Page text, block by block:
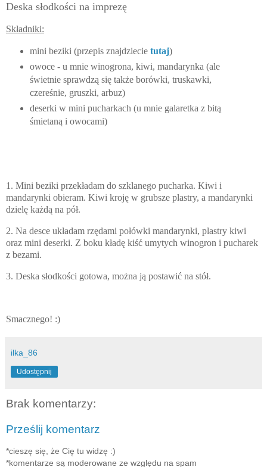
Deska słodkości na imprezę
Składniki:
mini beziki (przepis znajdziecie tutaj)
owoce - u mnie winogrona, kiwi, mandarynka (ale
świetnie sprawdzą się także borówki, truskawki,
czereśnie, gruszki, arbuz)
deserki w mini pucharkach (u mnie galaretka z bitą
śmietaną i owocami)
1. Mini beziki przekładam do szklanego pucharka. Kiwi i
mandarynki obieram. Kiwi kroję w grubsze plastry, a mandarynki
dzielę każdą na pół.
2. Na desce układam rzędami połówki mandarynki, plastry kiwi
oraz mini deserki. Z boku kładę kiść umytych winogron i pucharek
z bezami.
3. Deska słodkości gotowa, można ją postawić na stół.
Smacznego! :)
ilka_86
Udostępnij
Brak komentarzy:
Prześlij komentarz
*cieszę się, że Cię tu widzę :)
*komentarze są moderowane ze względu na spam